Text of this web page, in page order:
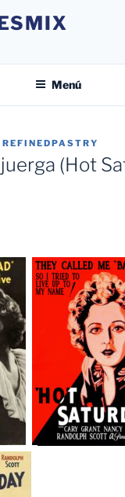
Menú
REFINEDPASTRY
(Hot